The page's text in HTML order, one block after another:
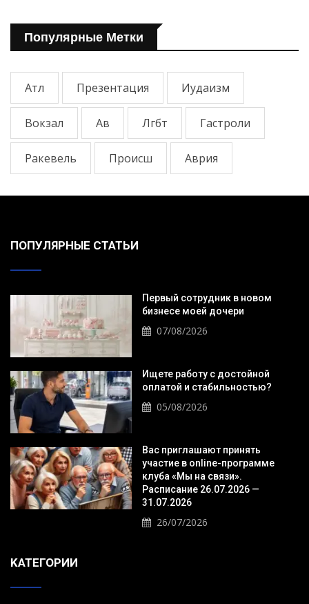
Популярные Метки
Атл Презентация Иудаизм
Вокзал Ав Лгбт Гастроли
Ракевель Происш Аврия
ПОПУЛЯРНЫЕ СТАТЬИ
Первый сотрудник в новом
бизнесе моей дочери
07/08/2026
Ищете работу с достойной
оплатой и стабильностью?
05/08/2026
Вас приглашают принять
участие в online-программе
клуба «Мы на связи».
Расписание 26.07.2026 —
31.07.2026
26/07/2026
KАТЕГОРИИ